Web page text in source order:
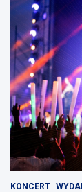
KONCERT